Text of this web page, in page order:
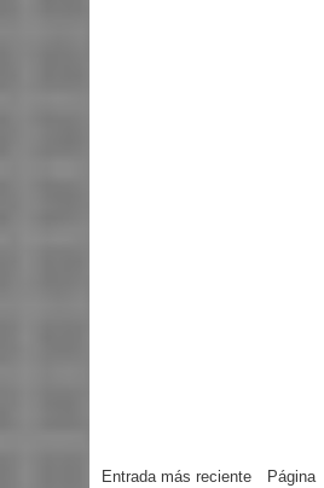
Entrada más reciente
Página